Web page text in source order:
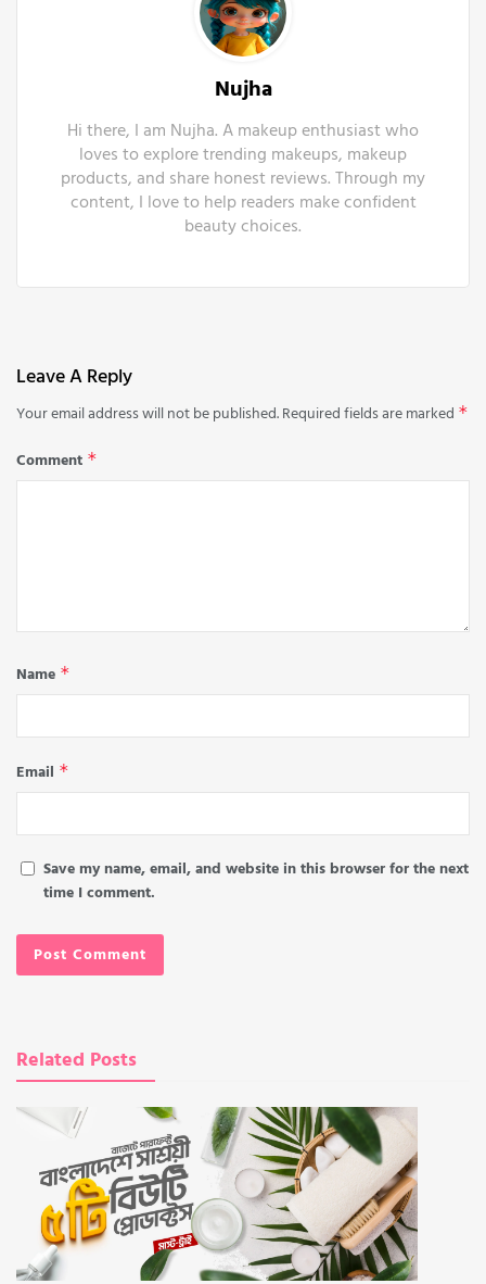
Nujha
Hi there, I am Nujha. A makeup enthusiast who
loves to explore trending makeups, makeup
products, and share honest reviews. Through my
content, I love to help readers make confident
beauty choices.
Leave A Reply
Your email address will not be published.Required fields are marked *
Comment *
Name *
Email *
Save my name, email, and website in this browser for the next
time I comment.
Related Posts